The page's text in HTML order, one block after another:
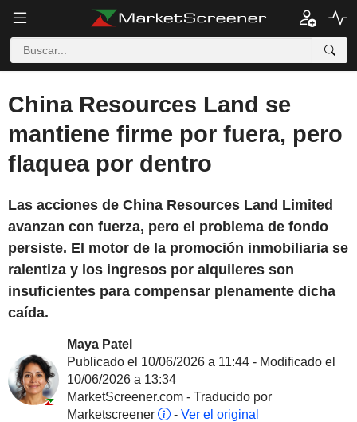
China Resources Land se
mantiene firme por fuera, pero
flaquea por dentro
Las acciones de China Resources Land Limited
avanzan con fuerza, pero el problema de fondo
persiste. El motor de la promoción inmobiliaria se
ralentiza y los ingresos por alquileres son
insuficientes para compensar plenamente dicha
caída.
Maya Patel
Publicado el 10/06/2026 a 11:44 - Modificado el
10/06/2026 a 13:34
MarketScreener.com - Traducido por
Marketscreener
- Ver el original